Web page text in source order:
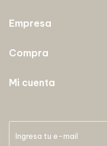
Empresa
Compra
Mi cuenta